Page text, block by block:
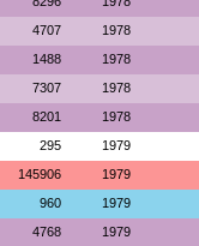
4707 1978
1488 1978
7307 1978
8201 1978
295 1979
145906 1979
960 1979
4768 1979